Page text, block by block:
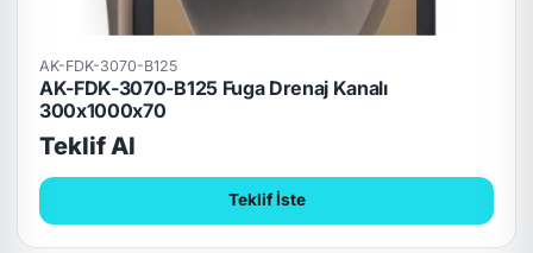
AK-FDK-3070-B125
AK-FDK-3070-B125 Fuga Drenaj Kanalı
300x1000x70
Teklif Al
Teklif İste